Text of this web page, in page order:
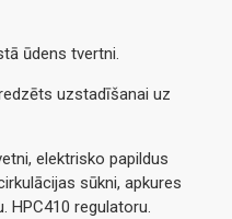
ūdens tvertni.
uzstadīšanai uz
elektrisko papildus
sūkni, apkures
HPC410 regulatoru.